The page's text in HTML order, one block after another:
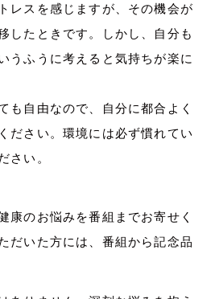
レスを感じますが、その機会が
したときです。しかし、自分も
うふうに考えると気持ちが楽に
も自由なので、自分に都合よく
ださい。環境には必ず慣れてい
さい。
康のお悩みを番組までお寄せく
だいた方には、番組から記念品